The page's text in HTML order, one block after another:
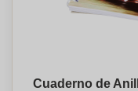
Cuaderno de